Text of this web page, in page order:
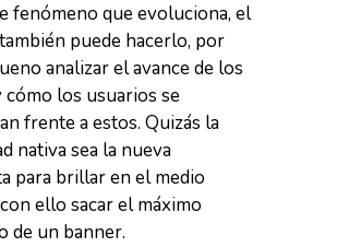
fenómeno que evoluciona, el
puede hacerlo, por
analizar el avance de los
cómo los usuarios se
frente a estos. Quizás la
nativa sea la nueva
para brillar en el medio
ello sacar el máximo
de un banner.